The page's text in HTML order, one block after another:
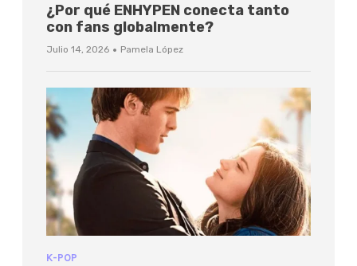
¿Por qué ENHYPEN conecta tanto
con fans globalmente?
Julio 14, 2026 · Pamela López
K-POP